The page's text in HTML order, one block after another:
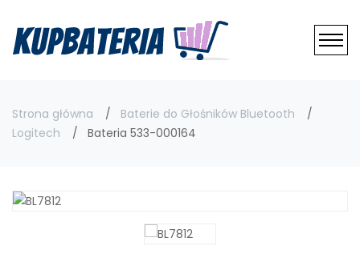
Strona główna
Baterie do Głośników Bluetooth
Logitech
Bateria 533-000164